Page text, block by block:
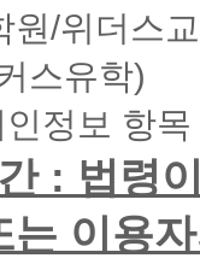
/위더스
스유학)
정보 항
: 법령
이용